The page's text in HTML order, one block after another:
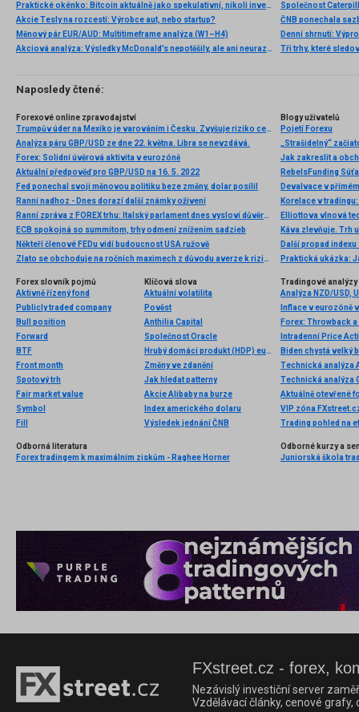
Praktické okénko: Bitcoin aktuálně jako spekulativní, nikoli investiční aktivum
Akcie Tesly na rozcestí: Výrobce aut, nebo startup?
Měnový pár EUR/AUD: Multitimeframe analýza (W1–H4)
Akciová analýza: Výsledky McDonald’s nepotěšily, ale ani neurazily. Jakou vizi společnost prezentovala?
Denní shrnutí:
Tři trhy, které
Naposledy čtené:
Forexové online zpravodajství
Trumpův úder na Mexiko je varováním i Česku. Zvyšuje riziko cel na evropská auta
Analýza páru GBP/USD ze dne 22. května. Libra se nevzdává.
Forex: Solidní úvěrová aktivita v eurozóně
Aktuální předpověď pro GBP/USD na 16. 5. 2022
Fed ponechal svoji měnovou politiku beze změny, dolar posílil
Ranní nadhoz - Dnes dorazí další známky oživení
Ranní zpráva z FOREX trhu: Italský parlament dnes vysloví důvěru nové vládě
ECB spokojná so summitom, trhy odmení znížením sadzieb
Někteří členové FEDu vidí budoucnost USA ružově
Zlato se obchoduje na ročních maximech z důvodu averze k riziku
Blogy uživatelů
Pojetí Forexu
„Strašidelný“
Jak zakreslit a
RebelsFunding
Devalvace v
Korelace v
Další propad
Praktická ukázka:
Forex slovník pojmů
Aktivně řízený fond
Publicly traded company
Bull position
Forward
BTF
Front month
Spotový trh
Fair market value
Symbol
Fill
Klíčová slova
Aktuální volatilita
Pověst
Anthilia Capital
Společnost Oracle
Hrubý domácí produkt (HDP) eurozóny
Změny ve zdanění
Jak hledat patterny
Akcie Alibaby na burze
Index amerického dolaru
Výsledek jednání ČNB
Tradingové analýzy
Analýza NZD/USD,
Inflace v eurozóně
Forex: Throwback
Intradenní Price
Biden chystá velký
Technická analýza
Technická analýza
Aktuálně otevřené
Trading pohled na
Odborná literatura
Forex tradingem k maximálním ziskům - Raghee Horner
Odborné kurzy a
Juniorská škola
FXstreet.cz - forex,
Nezávislý investiční server
Vzdělávací články, cenové